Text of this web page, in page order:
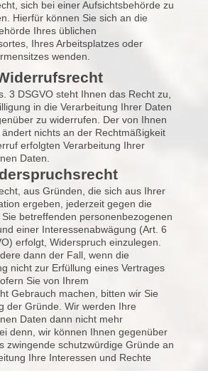
sich bei einer Aufsichtsbehörde zu
Hierfür können Sie sich an die
Ihres üblichen
Ihres Arbeitsplatzes oder
wenden.
3 DSGVO steht Ihnen das Recht zu,
in die Verarbeitung Ihrer Daten
zu widerrufen. Der von Ihnen
nichts an der Rechtmäßigkeit
erfolgten Verarbeitung Ihrer
Daten.
aus Gründen, die sich aus Ihrer
ergeben, jederzeit gegen die
betreffenden personenbezogenen
einer Interessenabwägung (Art. 6
erfolgt, Widerspruch einzulegen.
dann der Fall, wenn die
nicht zur Erfüllung eines Vertrages
Sie von Ihrem
Gebrauch machen, bitten wir Sie
der Gründe. Wir werden Ihre
Daten dann nicht mehr
denn, wir können Ihnen gegenüber
zwingende schutzwürdige Gründe an
Ihre Interessen und Rechte